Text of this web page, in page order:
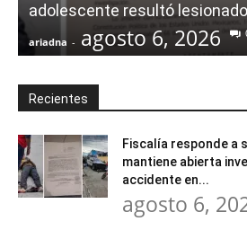
adolescente resultó lesionado
ariadna - agosto 6, 2026
Recientes
Fiscalía responde a
mantiene abierta
accidente en...
agosto 6,